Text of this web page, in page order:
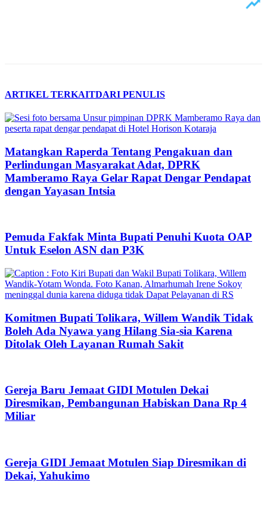
ARTIKEL TERKAITDARI PENULIS
Matangkan Raperda Tentang Pengakuan dan
Perlindungan Masyarakat Adat, DPRK
Mamberamo Raya Gelar Rapat Dengar Pendapat
dengan Yayasan Intsia
Pemuda Fakfak Minta Bupati Penuhi Kuota OAP
Untuk Eselon ASN dan P3K
Komitmen Bupati Tolikara, Willem Wandik Tidak
Boleh Ada Nyawa yang Hilang Sia-sia Karena
Ditolak Oleh Layanan Rumah Sakit
Gereja Baru Jemaat GIDI Motulen Dekai
Diresmikan, Pembangunan Habiskan Dana Rp 4
Miliar
Gereja GIDI Jemaat Motulen Siap Diresmikan di
Dekai, Yahukimo